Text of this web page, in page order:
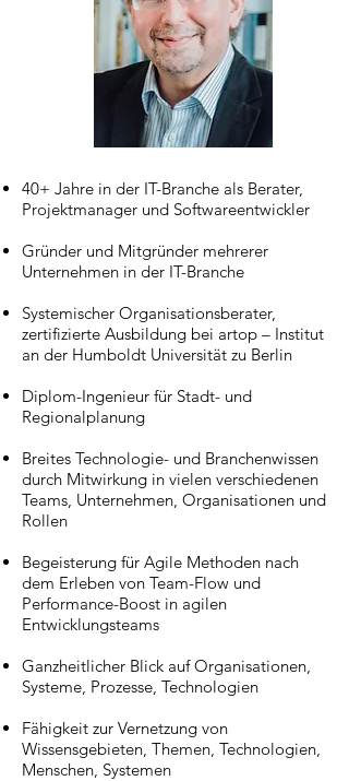
40+ Jahre in der IT-Branche als Berater,
Projektmanager und Softwareentwickler
Gründer und Mitgründer mehrerer
Unternehmen in der IT-Branche
Systemischer Organisationsberater,
zertifizierte Ausbildung bei artop – Institut
an der Humboldt Universität zu Berlin
Diplom-Ingenieur für Stadt- und
Regionalplanung
Breites Technologie- und Branchenwissen
durch Mitwirkung in vielen verschiedenen
Teams, Unternehmen, Organisationen und
Rollen
Begeisterung für Agile Methoden nach
dem Erleben von Team-Flow und
Performance-Boost in agilen
Entwicklungsteams
Ganzheitlicher Blick auf Organisationen,
Systeme, Prozesse, Technologien
Fähigkeit zur Vernetzung von
Wissensgebieten, Themen, Technologien,
Menschen, Systemen